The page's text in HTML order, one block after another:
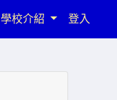
學校介紹 登入